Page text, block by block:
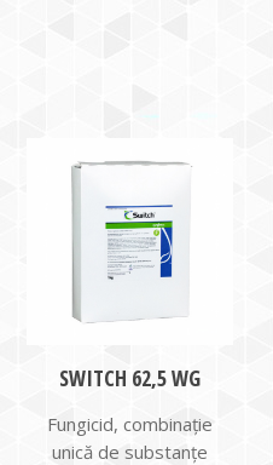
SWITCH 62,5 WG
Fungicid, combinație
unică de substanțe